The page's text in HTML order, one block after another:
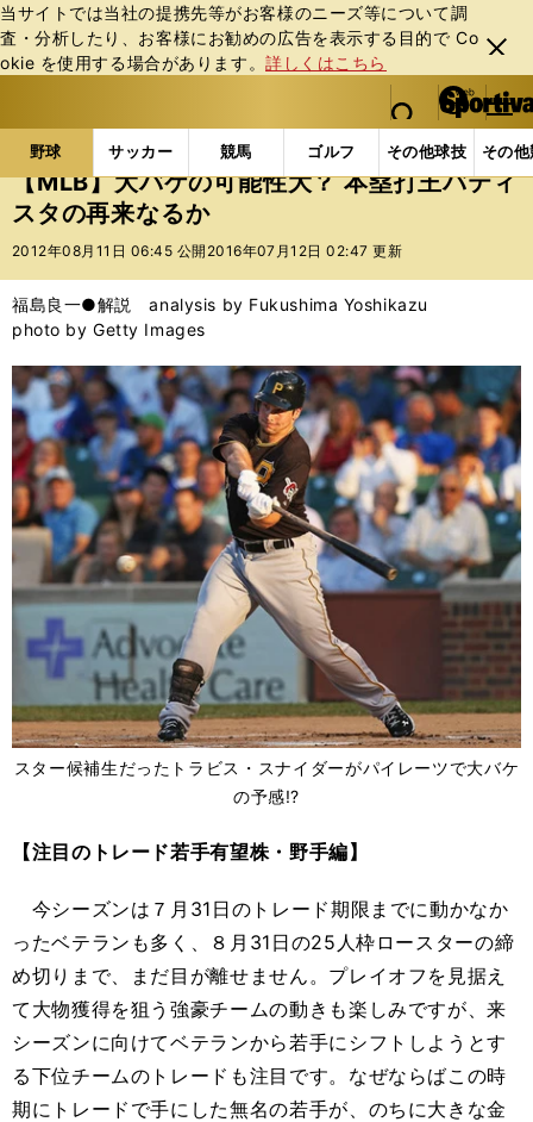
当サイトでは当社の提携先等がお客様のニーズ等について調
査・分析したり、お客様にお勧めの広告を表⽰する⽬的で Co
okie を使⽤する場合があります。詳しくはこちら
閉じ
る
web Sportiva (webスポルティーバ)
検索
マイペ
ー
ジ
メニュ
野球 サッカー 競馬 ゴルフ その他球技 その
b
ス
ポ
ル
バ
野球の記事一覧 MLB 福島良一 【MLB】大バケ
【MLB】大バケの可能性大？ 本塁打王バティ
スタの再来なるか
2012年08月11日 06:45 公開 2016年07月12日 02:47 更新
福島良一●解説 analysis by Fukushima Yoshikazu
photo by Getty Images
スター候補生だったトラビス・スナイダーがパイレーツで大バケ
の予感!?
【注目のトレード若手有望株・野手編】
今シーズンは７月31日のトレード期限までに動かなか
ったベテランも多く、８月31日の25人枠ロースターの締
め切りまで、まだ目が離せません。プレイオフを見据え
て大物獲得を狙う強豪チームの動きも楽しみですが、来
シーズンに向けてベテランから若手にシフトしようとす
る下位チームのトレードも注目です。なぜならばこの時
期にトレードで手にした無名の若手が、のちに大きな金